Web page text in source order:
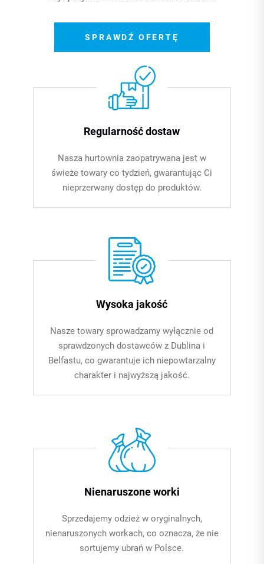
SPRAWDŹ OFERTĘ
Regularność dostaw
Nasza hurtownia zaopatrywana jest w
świeże towary co tydzień, gwarantując Ci
nieprzerwany dostęp do produktów.
Wysoka jakość
Nasze towary sprowadzamy wyłącznie od
sprawdzonych dostawców z Dublina i
Belfastu, co gwarantuje ich niepowtarzalny
charakter i najwyższą jakość.
Nienaruszone worki
Sprzedajemy odzież w oryginalnych,
nienaruszonych workach, co oznacza, że nie
sortujemy ubrań w Polsce.